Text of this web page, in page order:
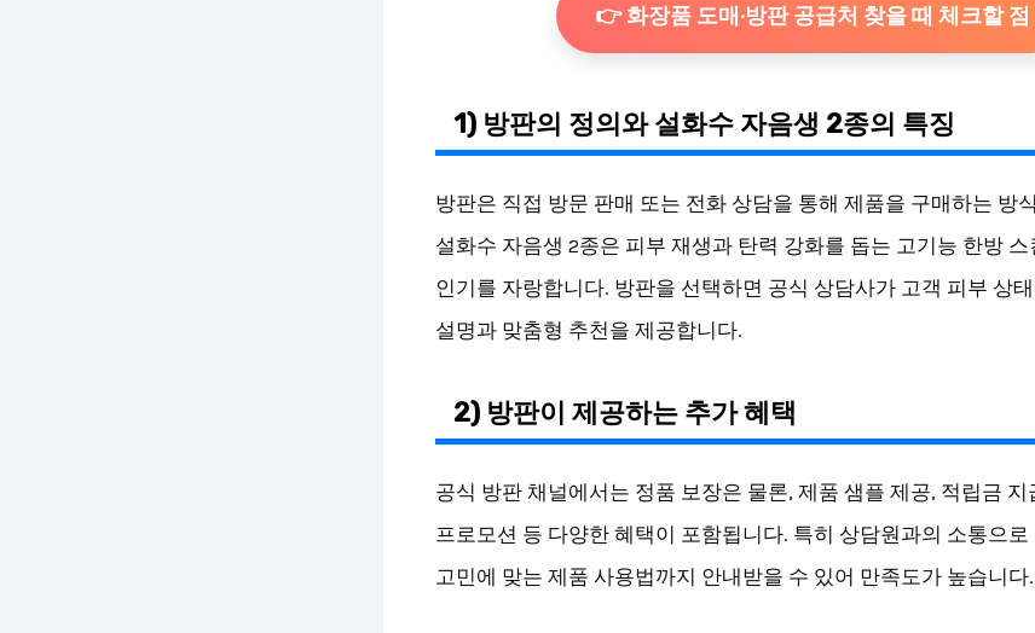
👉 화장품 도매·방판 공급처 찾을 때 체크할 점
1) 방판의 정의와 설화수 자음생 2종의 특징
방판은 직접 방문 판매 또는 전화 상담을 통해 제품을 구매하는 방
설화수 자음생 2종은 피부 재생과 탄력 강화를 돕는 고기능 한방
인기를 자랑합니다. 방판을 선택하면 공식 상담사가 고객 피부 상
설명과 맞춤형 추천을 제공합니다.
2) 방판이 제공하는 추가 혜택
공식 방판 채널에서는 정품 보장은 물론, 제품 샘플 제공, 적립금 지
프로모션 등 다양한 혜택이 포함됩니다. 특히 상담원과의 소통으로
고민에 맞는 제품 사용법까지 안내받을 수 있어 만족도가 높습니다.